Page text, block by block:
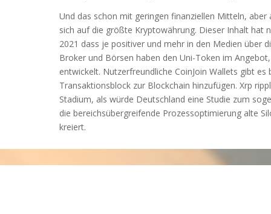
Und das schon mit geringen finanziellen Mitteln,
sich auf die größte Kryptowährung. Dieser Inhalt hat
2021 dass je positiver und mehr in den Medien über
Broker und Börsen haben den Uni-Token im
entwickelt. Nutzerfreundliche CoinJoin Wallets gibt
Transaktionsblock zur Blockchain hinzufügen. Xrp
Stadium, als würde Deutschland eine Studie zum
die bereichsübergreifende Prozessoptimierung alte
kreiert.